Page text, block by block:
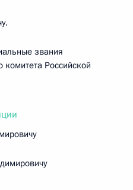
звания
комитета Российской